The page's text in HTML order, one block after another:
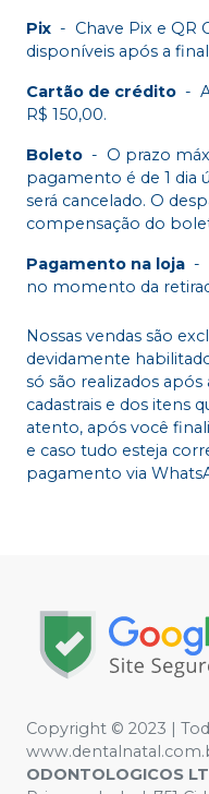
Pix - Chave Pix e QR
disponíveis após a
Cartão de crédito -
R$ 150,00.
Boleto - O prazo
pagamento é de 1 dia
será cancelado. O
compensação do
Pagamento na loja -
no momento da
Nossas vendas são
devidamente
só são realizados
cadastrais e dos itens
atento, após você
e caso tudo esteja
pagamento via
Copyright © 2023 |
ODONTOLOGICOS